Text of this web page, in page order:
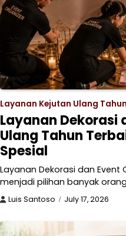
Layanan Kejutan Ulang Tahun
Layanan Dekorasi
Ulang Tahun
Spesial
Layanan Dekorasi dan Event
menjadi pilihan banyak
Luis Santoso July 17, 2026